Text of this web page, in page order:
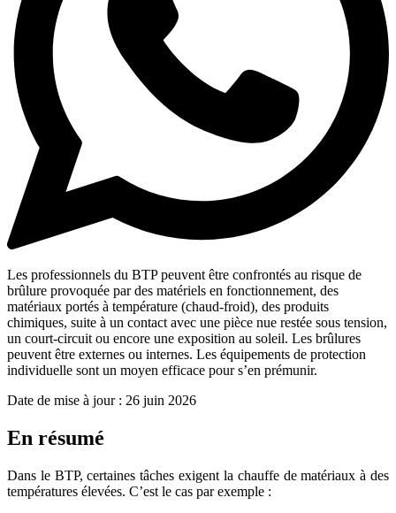
Les professionnels du BTP peuvent être confrontés au risque de
brûlure provoquée par des matériels en fonctionnement, des
matériaux portés à température (chaud-froid), des produits
chimiques, suite à un contact avec une pièce nue restée sous tension,
un court-circuit ou encore une exposition au soleil. Les brûlures
peuvent être externes ou internes. Les équipements de protection
individuelle sont un moyen efficace pour s’en prémunir.
Date de mise à jour : 26 juin 2026
En résumé
Dans le BTP, certaines tâches exigent la chauffe de matériaux à des
températures élevées. C’est le cas par exemple :